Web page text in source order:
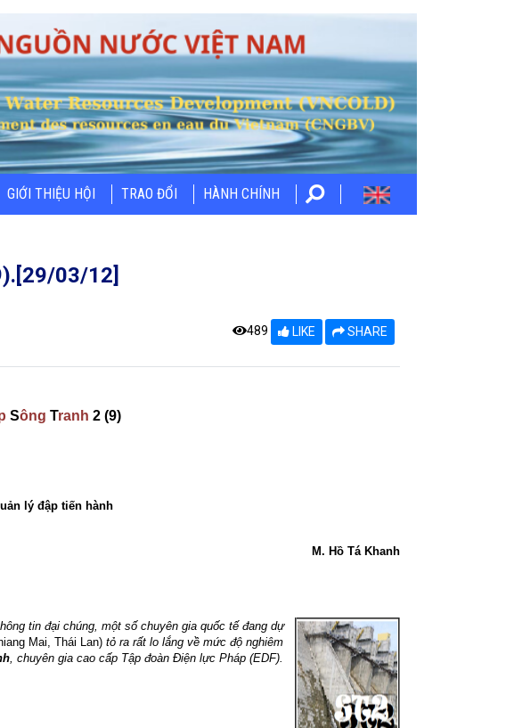
GIỚI THIỆU HỘI TRAO ĐỔI HÀNH CHÍNH
03/12]
489 LIKE SHARE
Sông Tranh 2 (9)
lý đập tiến hành
M. Hồ Tá Khanh
tin đại chúng, một số chuyên gia quốc tế đang dự
Mai, Thái Lan) tỏ ra rất lo lắng về mức độ nghiêm
, chuyên gia cao cấp Tập đoàn Điện lực Pháp (EDF).